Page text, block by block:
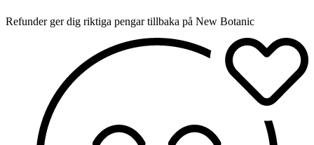
Refunder ger dig riktiga pengar tillbaka på New Botanic